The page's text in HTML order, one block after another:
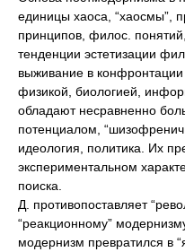
единицы хаоса, “хаосмы”,
принципов, филос.
тенденции эстетизации
выживание в
физикой, биологией,
обладают несравненно
потенциалом,
идеология, политика. Их
экспериментальном
поиска.
Д. противопоставляет
“реакционному”
модернизм превратился в